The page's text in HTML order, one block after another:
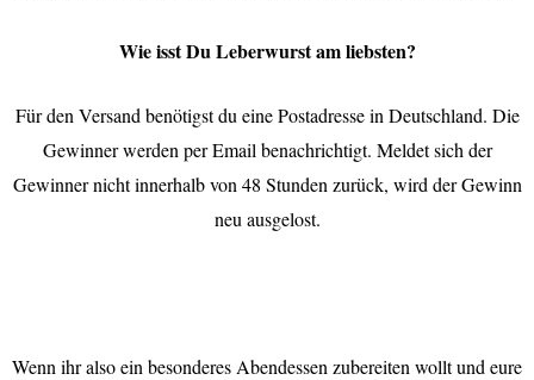
Wie isst Du Leberwurst am liebsten?
Für den Versand benötigst du eine Postadresse in Deutschland. Die
Gewinner werden per Email benachrichtigt. Meldet sich der
Gewinner nicht innerhalb von 48 Stunden zurück, wird der Gewinn
neu ausgelost.
Wenn ihr also ein besonderes Abendessen zubereiten wollt und eure